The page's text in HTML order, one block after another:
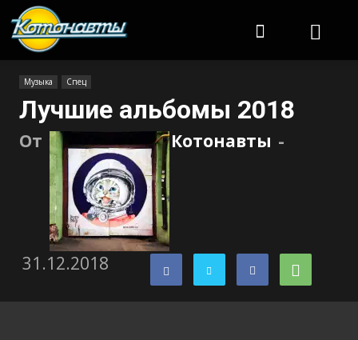
Музыка Спец
Лучшие альбомы 2018
От Котонавты -
31.12.2018